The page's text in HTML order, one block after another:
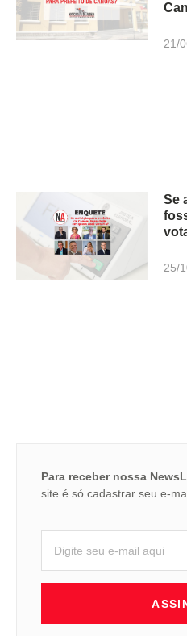
21/
Se
25/
Para receber nossa
site é só cadastrar seu e-